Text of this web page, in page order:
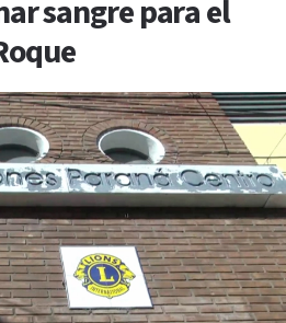
sangre para el